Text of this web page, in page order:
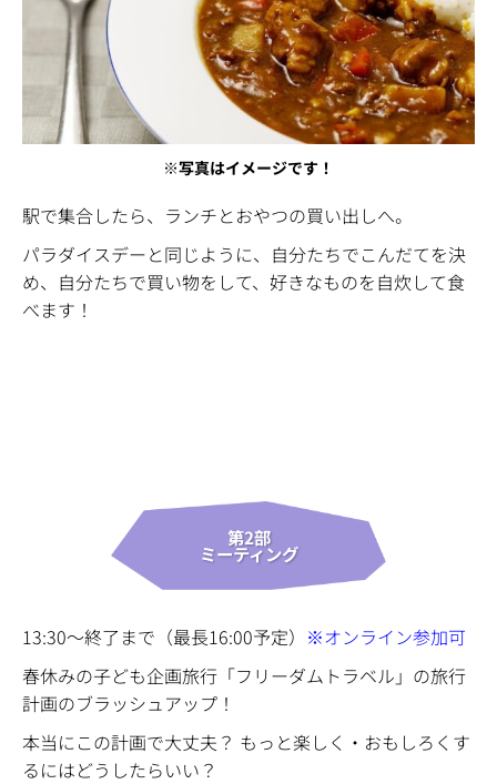
※写真はイメージです！
駅で集合したら、ランチとおやつの買い出しへ。
パラダイスデーと同じように、自分たちでこんだてを決
め、自分たちで買い物をして、好きなものを自炊して食
べます！
第2部
ミーティング
13:30〜終了まで（最長16:00予定） ※オンライン参加可
春休みの子ども企画旅行「フリーダムトラベル」の旅行
計画のブラッシュアップ！
本当にこの計画で大丈夫？ もっと楽しく・おもしろくす
るにはどうしたらいい？